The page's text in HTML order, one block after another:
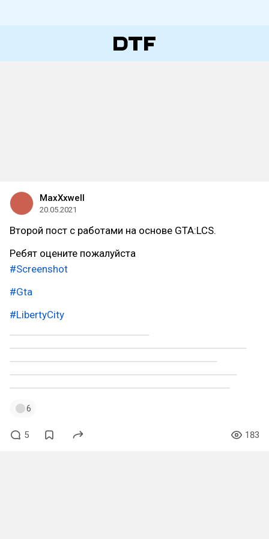
MaxXxwell
20.05.2021
Второй пост с работами на основе GTA:LCS.
Ребят оцените пожалуйста
#Screenshot
#Gta
#LibertyCity
6
5 183